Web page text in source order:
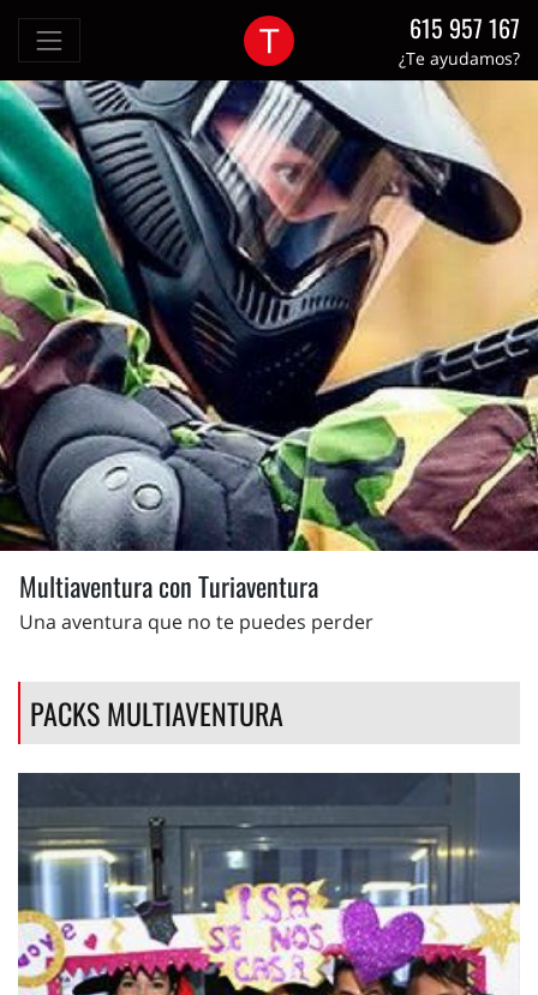
615 957 167
¿Te ayudamos?
Multiaventura con Turiaventura
Una aventura que no te puedes perder
PACKS MULTIAVENTURA